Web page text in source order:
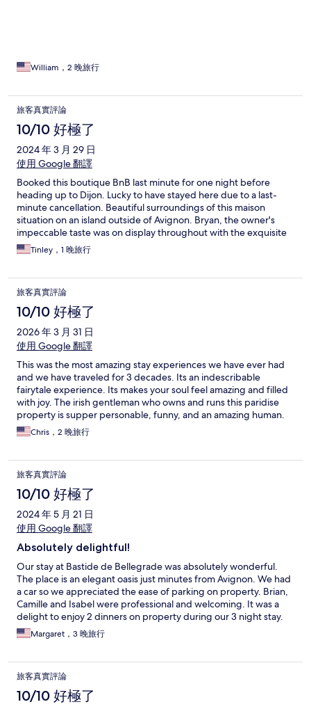
Five stars all around!
William，2 晚旅行
旅客真實評論
10/10 好極了
2024 年 3 月 29 日
使用 Google 翻譯
Booked this boutique BnB last minute for one night before
heading up to Dijon. Lucky to have stayed here due to a last-
minute cancellation. Beautiful surroundings of this maison
situation on an island outside of Avignon. Bryan, the owner's
impeccable taste was on display throughout with the exquisite
antiques to all the convenience of updated amenities in the
spacious bedroom.
Tinley，1 晚旅行
旅客真實評論
10/10 好極了
2026 年 3 月 31 日
使用 Google 翻譯
This was the most amazing stay experiences we have ever had
and we have traveled for 3 decades. Its an indescribable
fairytale experience. Its makes your soul feel amazing and filled
with joy. The irish gentleman who owns and runs this paridise
property is supper personable, funny, and an amazing human.
He is also an amazing chef and he can customize the food to
your liking that creates the most intamate wholesome
missed him when we left. This is not your stale conventional
hotel experience in a stressful busy city, yet it is a 14 minute drive
to avignon main city center. We will go back every chance we
get. It feels peaceful, intimate, and amazingly unique. The hotel
rooms, dining areas and other rooms are decorated like you
really feel you are in a castle which you are! We are so grateful to
enough. The home history is fascinating. How the incredibly
intelligent owner renovated this property with all modern
conveniences blew me away.
Chris，2 晚旅行
旅客真實評論
10/10 好極了
2024 年 5 月 21 日
使用 Google 翻譯
Absolutely delightful!
Our stay at Bastide de Bellegrade was absolutely wonderful.
The place is an elegant oasis just minutes from Avignon. We had
a car so we appreciated the ease of parking on property. Brian,
Camille and Isabel were professional and welcoming. It was a
delight to enjoy 2 dinners on property during our 3 night stay.
Brian is a fantastic chef. Breakfast was also excellent. Thanks
Isabel. Our sightseeing of the area was enhanced because we
leaving, my husband and I felt like were home. Our new French
home.
Margaret，3 晚旅行
旅客真實評論
10/10 好極了